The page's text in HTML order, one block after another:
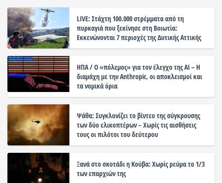
LIVE: Στάχτη 100.000 στρέμματα από τη
πυρκαγιά που ξεκίνησε στη Βοιωτία:
Εκκενώνονται 7 περιοχές της Δυτικής Αττικής
ΗΠΑ / Ο «πόλεμος» για τον έλεγχο της ΑΙ – Η
διαμάχη με την Anthropic, οι αποκλεισμοί και
τα νομικά όρια
Ψάθα: Συγκλονίζει το βίντεο της σύγκρουσης
των δύο ελικοπτέρων – Χωρίς τις αισθήσεις
τους οι πιλότοι του δεύτερου
Ξανά στο σκοτάδι η Κούβα: Χωρίς ρεύμα το 1/3
των επαρχιών της